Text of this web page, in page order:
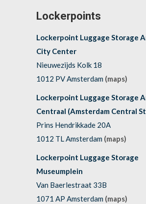
Lockerpoints
Lockerpoint Luggage Storage
City Center
Nieuwezijds Kolk 18
1012 PV Amsterdam (maps)
Lockerpoint Luggage Storage
Centraal (Amsterdam Central
Prins Hendrikkade 20A
1012 TL Amsterdam (maps)
Lockerpoint Luggage Storage
Museumplein
Van Baerlestraat 33B
1071 AP Amsterdam (maps)